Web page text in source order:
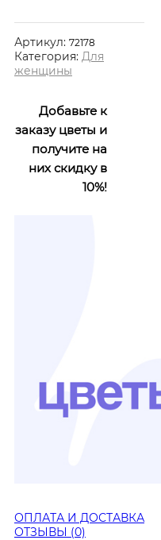
Артикул: 72178
Категория: Для
женщины
Добавьте к
заказу цветы и
получите на
них скидку в
10%!
ОПЛАТА И ДОСТАВКА
ОТЗЫВЫ (0)